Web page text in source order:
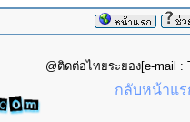
@ติดต่อไทยระยอง[e-mail :
กลับหน้าแร